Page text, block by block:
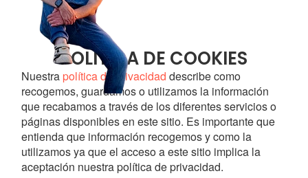
POLÍTICA DE COOKIES
Nuestra política de privacidad describe como
recogemos, guardamos o utilizamos la información
que recabamos a través de los diferentes servicios o
páginas disponibles en este sitio. Es importante que
entienda que información recogemos y como la
utilizamos ya que el acceso a este sitio implica la
aceptación nuestra política de privacidad.